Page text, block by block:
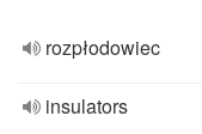
rozpłodowiec
insulators